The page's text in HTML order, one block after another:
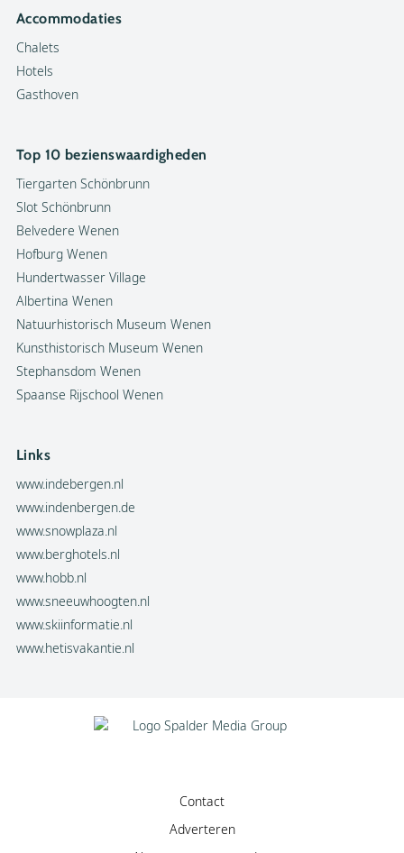
Accommodaties
Chalets
Hotels
Gasthoven
Top 10 bezienswaardigheden
Tiergarten Schönbrunn
Slot Schönbrunn
Belvedere Wenen
Hofburg Wenen
Hundertwasser Village
Albertina Wenen
Natuurhistorisch Museum Wenen
Kunsthistorisch Museum Wenen
Stephansdom Wenen
Spaanse Rijschool Wenen
Links
www.indebergen.nl
www.indenbergen.de
www.snowplaza.nl
www.berghotels.nl
www.hobb.nl
www.sneeuwhoogten.nl
www.skiinformatie.nl
www.hetisvakantie.nl
Contact
Adverteren